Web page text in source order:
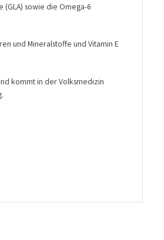
(GLA) sowie die Omega-6
und Mineralstoffe und Vitamin E
kommt in der Volksmedizin